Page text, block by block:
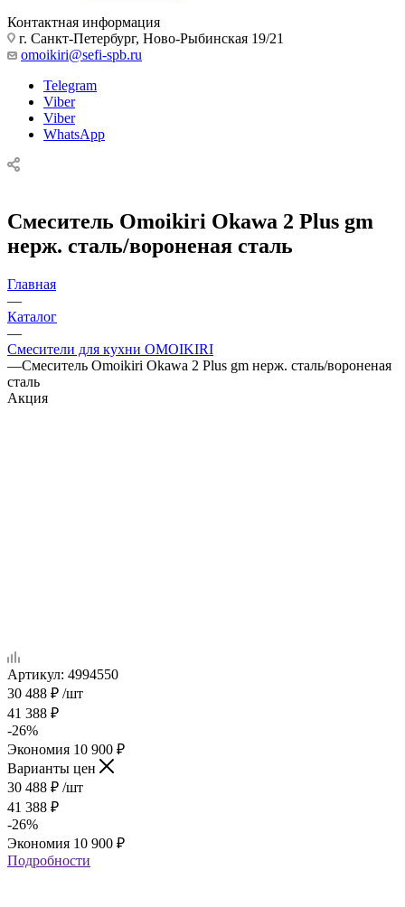
Контактная информация
г. Санкт-Петербург, Ново-Рыбинская 19/21
omoikiri@sefi-spb.ru
Telegram
Viber
Viber
WhatsApp
Смеситель Omoikiri Okawa 2 Plus gm
нерж. сталь/вороненая сталь
Главная
—
Каталог
—
Смесители для кухни OMOIKIRI
—Смеситель Omoikiri Okawa 2 Plus gm нерж. сталь/вороненая
сталь
Акция
Артикул: 4994550
30 488 ₽ /шт
41 388 ₽
-26%
Экономия 10 900 ₽
Варианты цен
30 488 ₽ /шт
41 388 ₽
-26%
Экономия 10 900 ₽
Подробности